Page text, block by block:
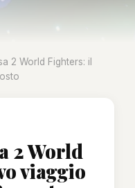
2 World Fighters: il
2 World
viaggio